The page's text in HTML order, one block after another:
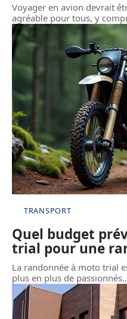
Voyager en avion devrait
agréable pour tous, y
TRANSPORT
Quel budget
trial pour une
La randonnée à moto trial
plus en plus de passionnés.